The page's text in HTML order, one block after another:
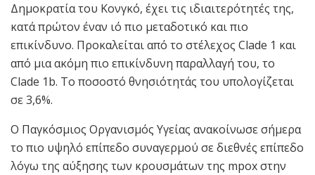
Δημοκρατία του Κονγκό, έχει τις ιδιαιτερότητές της,
κατά πρώτον έναν ιό πιο μεταδοτικό και πιο
επικίνδυνο. Προκαλείται από το στέλεχος Clade 1 και
από μια ακόμη πιο επικίνδυνη παραλλαγή του, το
Clade 1b. Το ποσοστό θνησιότητάς του υπολογίζεται
σε 3,6%.
Ο Παγκόσμιος Οργανισμός Υγείας ανακοίνωσε σήμερα
το πιο υψηλό επίπεδο συναγερμού σε διεθνές επίπεδο
λόγω της αύξησης των κρουσμάτων της mpox στην